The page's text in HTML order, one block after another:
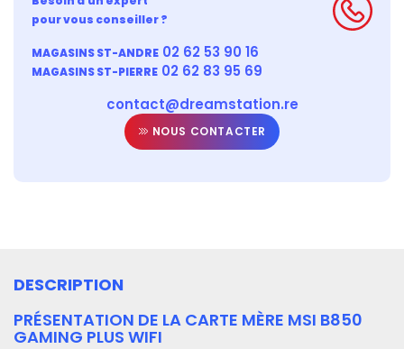
pour vous conseiller ?
MAGASINS ST-ANDRE 02 62 53 90 16
MAGASINS ST-PIERRE 02 62 83 95 69
contact@dreamstation.re
NOUS CONTACTER
DESCRIPTION
PRÉSENTATION DE LA CARTE MÈRE MSI B850
GAMING PLUS WIFI